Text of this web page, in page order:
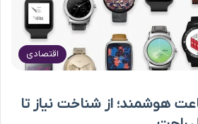
اقتصادی
هوشمند؛ از شناخت نیاز تا